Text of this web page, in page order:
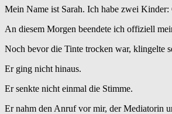
Mein Name ist Sarah. Ich habe zwei
An diesem Morgen beendete ich offiziell
Noch bevor die Tinte trocken war, klingelte
Er ging nicht hinaus.
Er senkte nicht einmal die Stimme.
Er nahm den Anruf vor mir, der Mediatorin